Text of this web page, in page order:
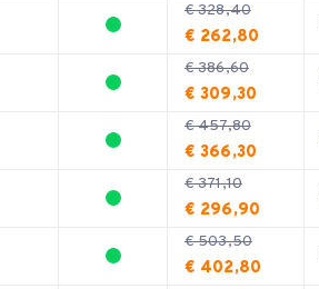
€ 328,40
€ 262,80
€ 386,60
€ 309,30
€ 457,80
€ 366,30
€ 371,10
€ 296,90
€ 503,50
€ 402,80